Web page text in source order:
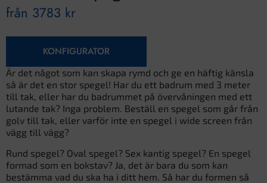
från 3783 kr
KONFIGURATOR
Är det något som kan skapa rymd och ge en häftig känsla
så är det en stor spegel! Har du ett badrum med 3 meter
till tak, eller har du badrummet på övervåningen med ett
lutande tak? Inga problem. Beställ en spegel som går från
golv till tak, eller varför inte en spegel i wide screen från
vägg till vägg?
Rund spegel? Oval spegel? Sex kantig spegel? En spegel
formad som en bokstav? Ja, det är bara du som kan
bestämma vad du ska ha i ditt hem. Så har du formen så